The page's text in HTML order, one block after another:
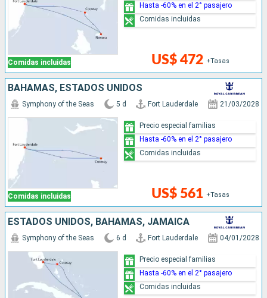
Comidas incluidas US$ 472 +Tasas
Hasta -60% en el 2° pasajero
Comidas incluidas
BAHAMAS, ESTADOS UNIDOS
Comidas incluidas
Symphony of the Seas 5 d Fort Lauderdale 21/03/2028
US$ 561 +Tasas
Precio especial familias
Hasta -60% en el 2° pasajero
Comidas incluidas
ESTADOS UNIDOS, BAHAMAS, JAMAICA
Symphony of the Seas 6 d Fort Lauderdale 04/01/2028
Precio especial familias
Hasta -60% en el 2° pasajero
Comidas incluidas